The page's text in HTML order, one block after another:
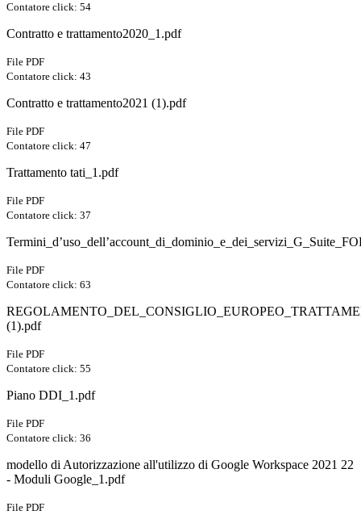
Contatore click: 54
Contratto e trattamento2020_1.pdf
File PDF
Contatore click: 43
Contratto e trattamento2021 (1).pdf
File PDF
Contatore click: 47
Trattamento tati_1.pdf
File PDF
Contatore click: 37
File PDF
Contatore click: 63
(1).pdf
File PDF
Contatore click: 55
Piano DDI_1.pdf
File PDF
Contatore click: 36
modello di Autorizzazione all'utilizzo di Google Workspace 2021 22
- Moduli Google_1.pdf
File PDF